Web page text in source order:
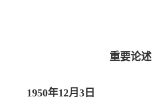
重要论述
1950年12月3日